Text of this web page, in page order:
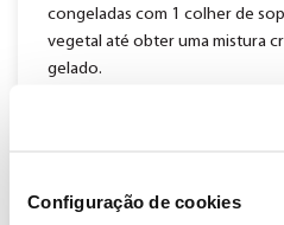
Configuração de cookies
congeladas com 1 colher de
vegetal até obter uma mistura
gelado.
Caso as bananas não